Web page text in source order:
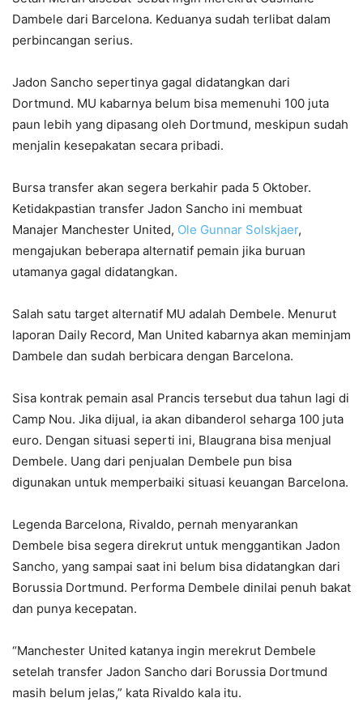
Dambele dari Barcelona. Keduanya sudah terlibat dalam
perbincangan serius.
Jadon Sancho sepertinya gagal didatangkan dari
Dortmund. MU kabarnya belum bisa memenuhi 100 juta
paun lebih yang dipasang oleh Dortmund, meskipun sudah
menjalin kesepakatan secara pribadi.
Bursa transfer akan segera berkahir pada 5 Oktober.
Ketidakpastian transfer Jadon Sancho ini membuat
Manajer Manchester United, Ole Gunnar Solskjaer,
mengajukan beberapa alternatif pemain jika buruan
utamanya gagal didatangkan.
Salah satu target alternatif MU adalah Dembele. Menurut
laporan Daily Record, Man United kabarnya akan meminjam
Dambele dan sudah berbicara dengan Barcelona.
Sisa kontrak pemain asal Prancis tersebut dua tahun lagi di
Camp Nou. Jika dijual, ia akan dibanderol seharga 100 juta
euro. Dengan situasi seperti ini, Blaugrana bisa menjual
Dembele. Uang dari penjualan Dembele pun bisa
digunakan untuk memperbaiki situasi keuangan Barcelona.
Legenda Barcelona, Rivaldo, pernah menyarankan
Dembele bisa segera direkrut untuk menggantikan Jadon
Sancho, yang sampai saat ini belum bisa didatangkan dari
Borussia Dortmund. Performa Dembele dinilai penuh bakat
dan punya kecepatan.
“Manchester United katanya ingin merekrut Dembele
setelah transfer Jadon Sancho dari Borussia Dortmund
masih belum jelas,” kata Rivaldo kala itu.